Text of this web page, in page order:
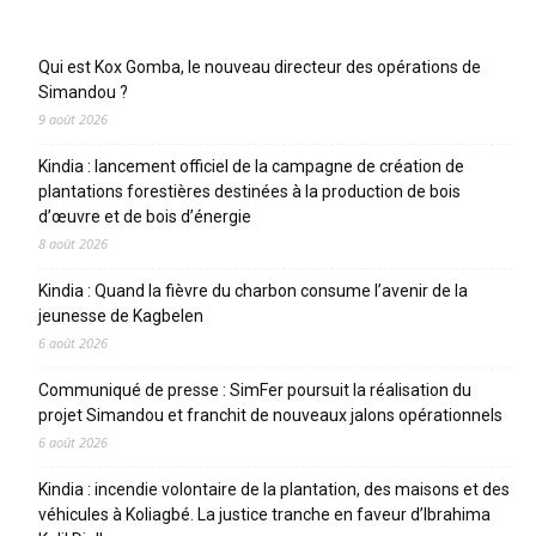
Qui est Kox Gomba, le nouveau directeur des opérations de
Simandou ?
9 août 2026
Kindia : lancement officiel de la campagne de création de
plantations forestières destinées à la production de bois
d’œuvre et de bois d’énergie
8 août 2026
Kindia : Quand la fièvre du charbon consume l’avenir de la
jeunesse de Kagbelen
6 août 2026
Communiqué de presse : SimFer poursuit la réalisation du
projet Simandou et franchit de nouveaux jalons opérationnels
6 août 2026
Kindia : incendie volontaire de la plantation, des maisons et des
véhicules à Koliagbé. La justice tranche en faveur d’Ibrahima